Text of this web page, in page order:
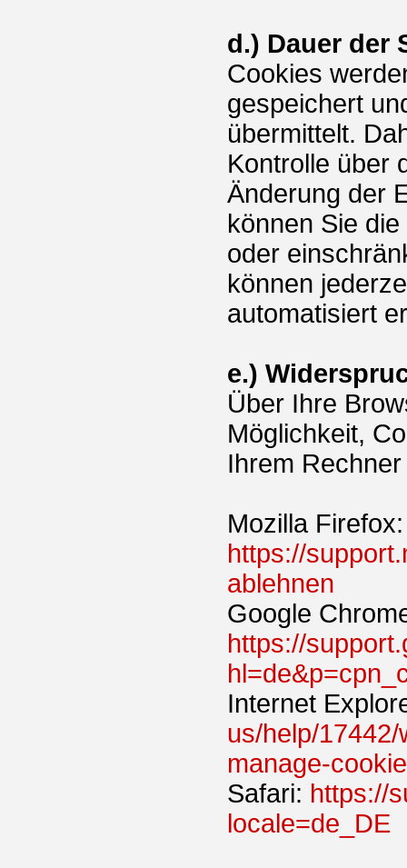
d.) Dauer der
Cookies
gespeichert
übermittelt.
Kontrolle über
Änderung der
können Sie
oder
können
automatisiert
e.)
Über Ihre
Möglichkeit,
Ihrem
Mozilla Firefox:
https://
ablehnen
Google
https://
Internet
us/help/
manage-
Safari: https://
locale=de_DE